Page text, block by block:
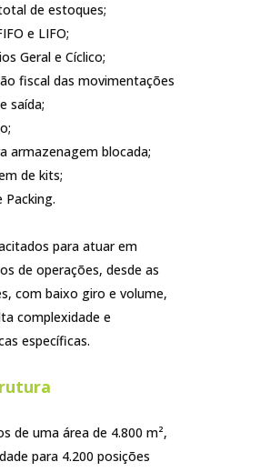
de estoques;
e LIFO;
Geral e Cíclico;
fiscal das movimentações
saída;
armazenagem blocada;
de kits;
Packing.
para atuar em
de operações, desde as
com baixo giro e volume,
complexidade e
específicas.
de uma área de 4.800 m²,
para 4.200 posições